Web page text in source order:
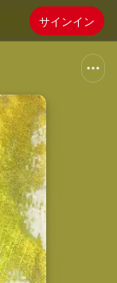
サインイン